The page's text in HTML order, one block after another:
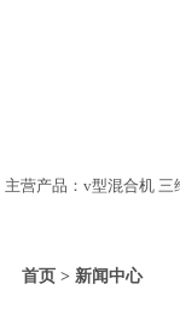
主营产品：v型混合机 三
首页 > 新闻中心